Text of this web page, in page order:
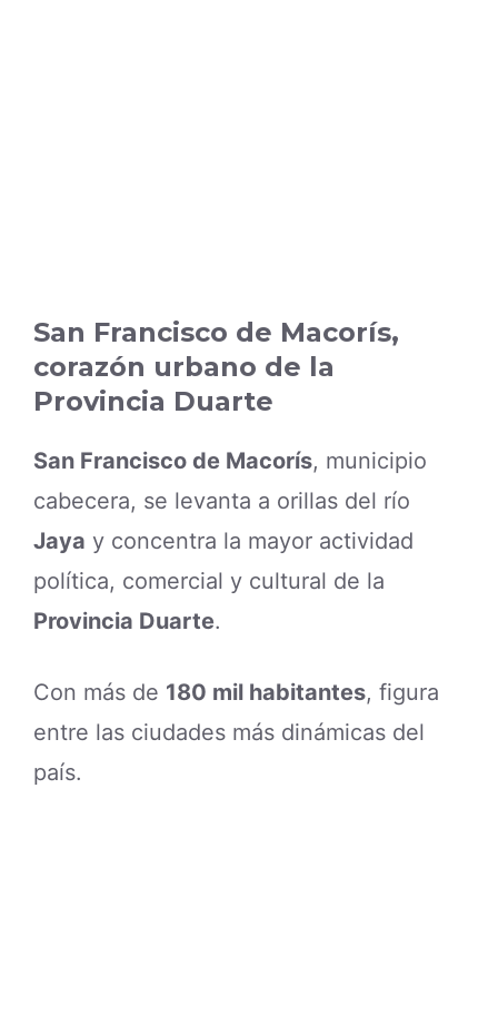
San Francisco de Macorís,
corazón urbano de la
Provincia Duarte
San Francisco de Macorís, municipio
cabecera, se levanta a orillas del río
Jaya y concentra la mayor actividad
política, comercial y cultural de la
Provincia Duarte.
Con más de 180 mil habitantes, figura
entre las ciudades más dinámicas del
país.